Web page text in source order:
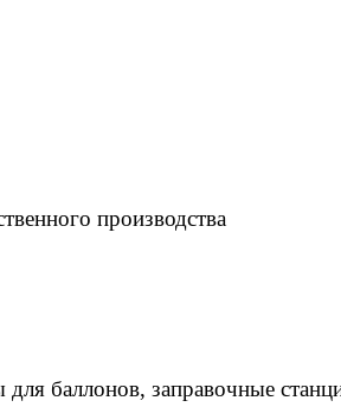
производства
баллонов, заправочные